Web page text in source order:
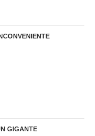
GIGANTE